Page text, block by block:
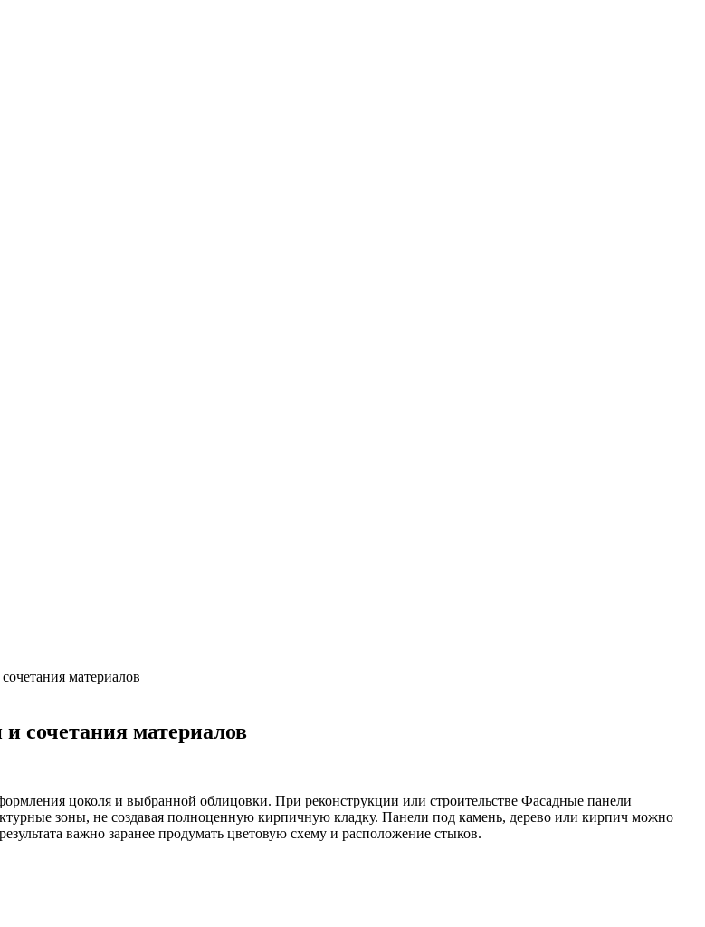
материалов
сочетания материалов
цоколя и выбранной облицовки. При реконструкции или строительстве Фасадные панели
зоны, не создавая полноценную кирпичную кладку. Панели под камень, дерево или кирпич можно
важно заранее продумать цветовую схему и расположение стыков.